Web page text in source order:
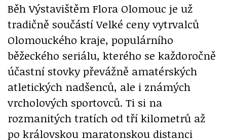
Běh Výstavištěm Flora Olomouc je už
tradičně součástí Velké ceny vytrvalců
Olomouckého kraje, populárního
běžeckého seriálu, kterého se každoročně
účastní stovky převážně amatérských
atletických nadšenců, ale i známých
vrcholových sportovců. Ti si na
rozmanitých tratích od tří kilometrů až
po královskou maratonskou distanci